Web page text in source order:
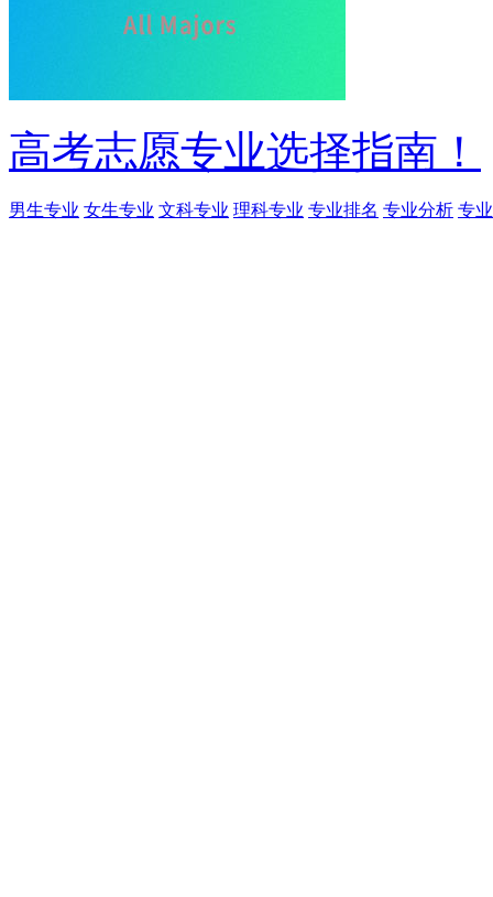
高考志愿专业选择指南！
男生专业 女生专业 文科专业 理科专业 专业排名 专业分析 专